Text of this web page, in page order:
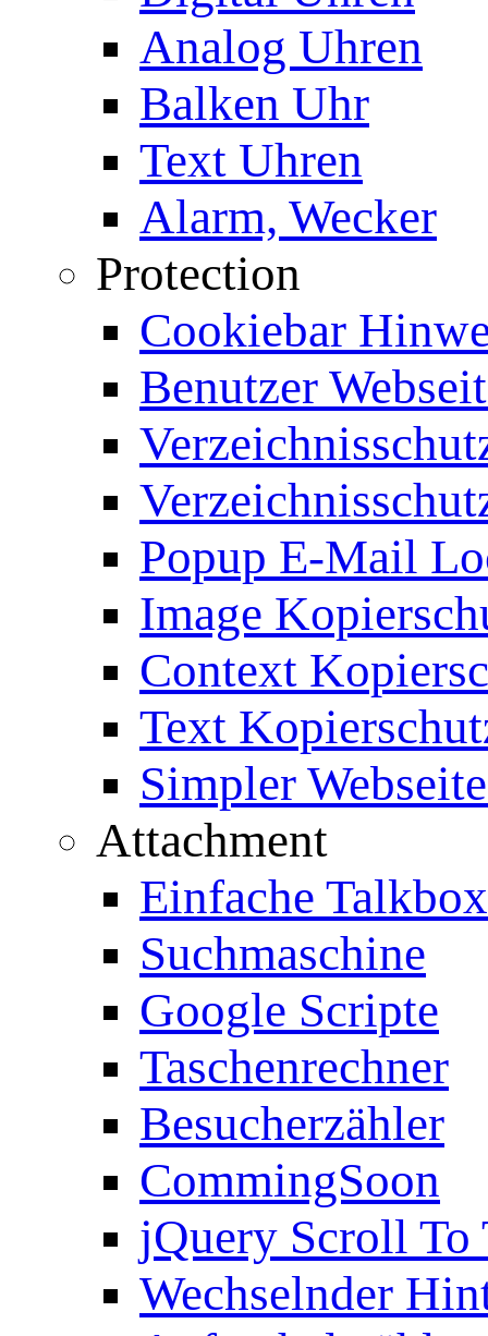
Analog Uhren
Balken Uhr
Text Uhren
Alarm, Wecker
Protection
Cookiebar
Benutzer
Popup E-Mail
Image
Context
Text
Simpler
Attachment
Einfache Talkbox
Suchmaschine
Google Scripte
Taschenrechner
Besucherzähler
CommingSoon
jQuery Scroll To
Wechselnder